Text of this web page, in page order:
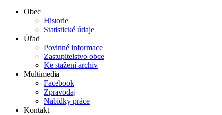
Obec
Historie
Statistické údaje
Úřad
Povinné informace
Zastupitelstvo obce
Ke stažení archív
Multimedia
Facebook
Zpravodaj
Nabídky práce
Kontakt